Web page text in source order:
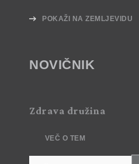
POKAŽI NA ZEMLJEVIDU
NOVIČNIK
Zdrava družina
VEČ O TEM